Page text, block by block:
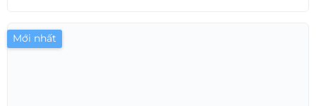
Mới nhất